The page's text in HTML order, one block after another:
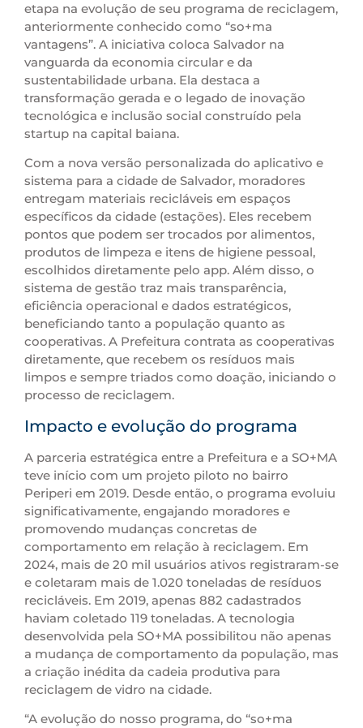
etapa na evolução de seu programa de reciclagem,
anteriormente conhecido como “so+ma
vantagens”. A iniciativa coloca Salvador na
vanguarda da economia circular e da
sustentabilidade urbana. Ela destaca a
transformação gerada e o legado de inovação
tecnológica e inclusão social construído pela
startup na capital baiana.
Com a nova versão personalizada do aplicativo e
sistema para a cidade de Salvador, moradores
entregam materiais recicláveis em espaços
específicos da cidade (estações). Eles recebem
pontos que podem ser trocados por alimentos,
produtos de limpeza e itens de higiene pessoal,
escolhidos diretamente pelo app. Além disso, o
sistema de gestão traz mais transparência,
eficiência operacional e dados estratégicos,
beneficiando tanto a população quanto as
cooperativas. A Prefeitura contrata as cooperativas
diretamente, que recebem os resíduos mais
limpos e sempre triados como doação, iniciando o
processo de reciclagem.
Impacto e evolução do programa
A parceria estratégica entre a Prefeitura e a SO+MA
teve início com um projeto piloto no bairro
Periperi em 2019. Desde então, o programa evoluiu
significativamente, engajando moradores e
promovendo mudanças concretas de
comportamento em relação à reciclagem. Em
2024, mais de 20 mil usuários ativos registraram-se
e coletaram mais de 1.020 toneladas de resíduos
recicláveis. Em 2019, apenas 882 cadastrados
haviam coletado 119 toneladas. A tecnologia
desenvolvida pela SO+MA possibilitou não apenas
a mudança de comportamento da população, mas
a criação inédita da cadeia produtiva para
reciclagem de vidro na cidade.
“A evolução do nosso programa, do “so+ma